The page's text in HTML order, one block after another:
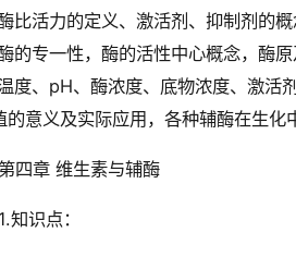
比活力的定义、激活剂、抑制剂的
的专一性，酶的活性中心概念，酶
度、pH、酶浓度、底物浓度、激活
的意义及实际应用，各种辅酶在生化
四章 维生素与辅酶
知识点：